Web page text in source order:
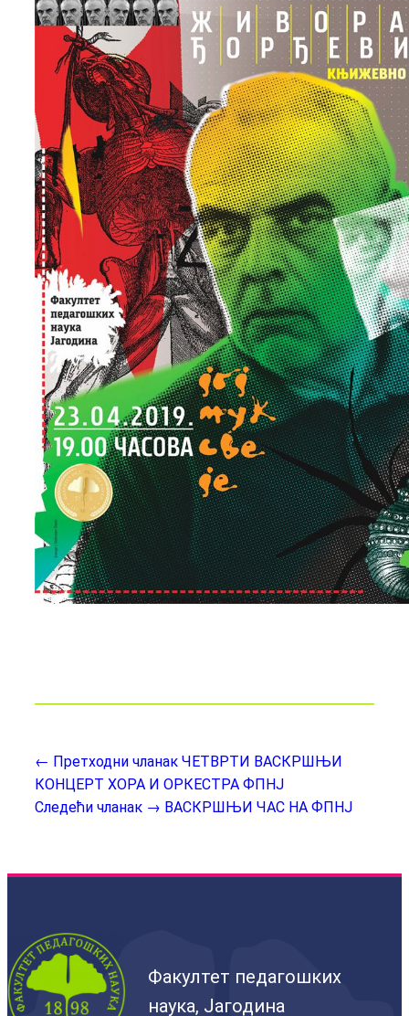
← Претходни чланак ЧЕТВРТИ ВАСКРШЊИ
КОНЦЕРТ ХОРА И ОРКЕСТРА ФПНЈ
Следећи чланак → ВАСКРШЊИ ЧАС НА ФПНЈ
Факултет педагошких
наука, Јагодина